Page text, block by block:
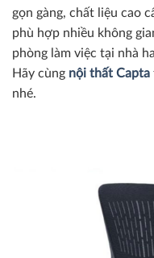
gọn gàng, chất liệu cao
phù hợp nhiều không
phòng làm việc tại nhà
Hãy cùng nội thất Capta
nhé.